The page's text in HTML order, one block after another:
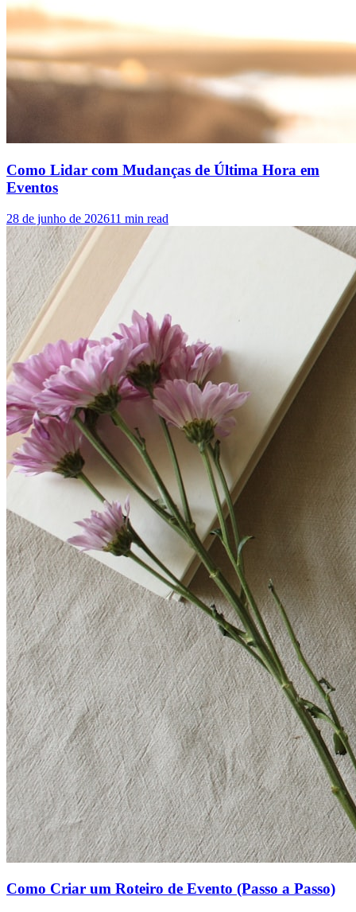
Como Lidar com Mudanças de Última Hora em
Eventos
28 de junho de 202611 min read
Como Criar um Roteiro de Evento (Passo a Passo)